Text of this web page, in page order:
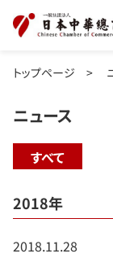
トップページ >
ニュース
すべて
2018年
2018.11.28